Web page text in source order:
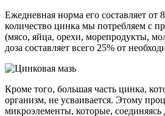
Ежедневная норма его составляет от
количество цинка мы потребляем с
(мясо, яйца, орехи, морепродукты,
доза составляет всего 25% от
Кроме того, большая часть цинка,
организм, не усваивается. Этому
микроэлементы, которые, соединяясь